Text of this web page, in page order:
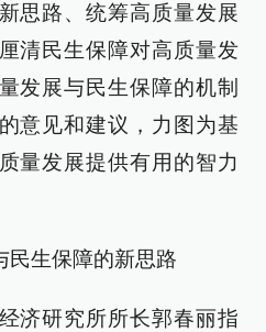
思路、统筹高质量发展
清民生保障对高质量发
发展与民生保障的机制
意见和建议，力图为基
量发展提供有用的智力
民生保障的新思路
济研究所所长郭春丽指